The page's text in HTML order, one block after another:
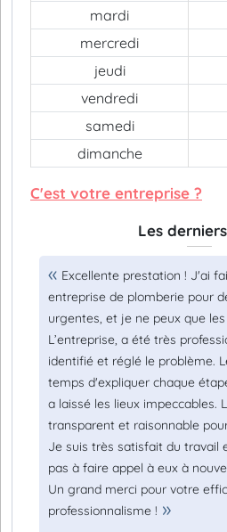
mardi
mercredi
jeudi
vendredi
samedi
dimanche
C'est votre entreprise ?
Les
Excellente prestation ! J'ai
entreprise de plomberie pour
urgentes, et je ne peux que
L’entreprise, a été très
identifié et réglé le problème.
temps d'expliquer chaque
a laissé les lieux impeccables.
transparent et raisonnable
Je suis très satisfait du travail
pas à faire appel à eux à
Un grand merci pour votre
professionnalisme !